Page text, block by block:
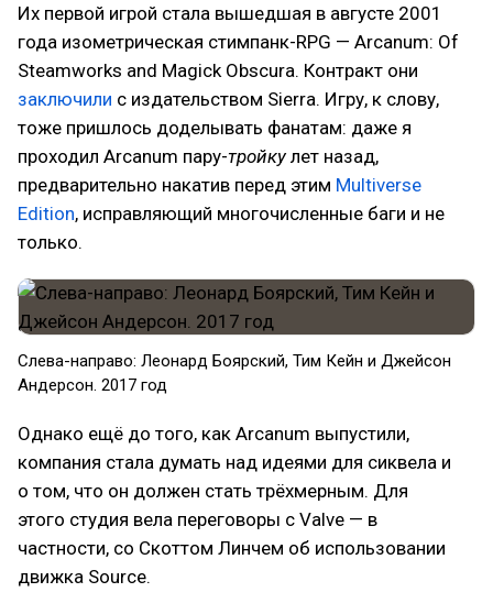
Их первой игрой стала вышедшая в августе 2001
года изометрическая стимпанк-RPG — Arcanum: Of
Steamworks and Magick Obscura. Контракт они
заключили с издательством Sierra. Игру, к слову,
тоже пришлось доделывать фанатам: даже я
проходил Arcanum пару-тройкулет назад,
предварительно накатив перед этим Multiverse
Edition, исправляющий многочисленные баги и не
только.
Слева-направо: Леонард Боярский, Тим Кейн и Джейсон
Андерсон. 2017 год
Однако ещё до того, как Arcanum выпустили,
компания стала думать над идеями для сиквела и
о том, что он должен стать трёхмерным. Для
этого студия вела переговоры с Valve — в
частности, со Скоттом Линчем об использовании
движка Source.